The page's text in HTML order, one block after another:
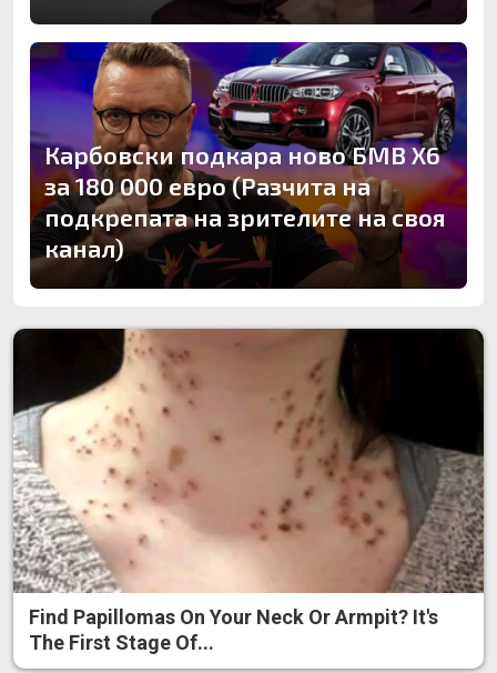
Карбовски подкара ново БМВ Х6
за 180 000 евро (Разчита на
подкрепата на зрителите на своя
канал)
Find Papillomas On Your Neck Or Armpit? It's
The First Stage Of...